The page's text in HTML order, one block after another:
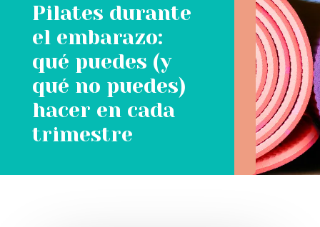
Pilates durante
el embarazo:
qué puedes (y
qué no puedes)
hacer en cada
trimestre